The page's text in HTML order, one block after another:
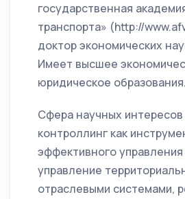
государственная
транспорта» (http://
доктор экономических
Имеет высшее
юридическое образования.
Сфера научных
контроллинг как
эффективного управления
управление
отраслевыми системами,